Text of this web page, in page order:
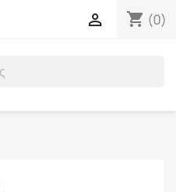
shopping_cart (0)
